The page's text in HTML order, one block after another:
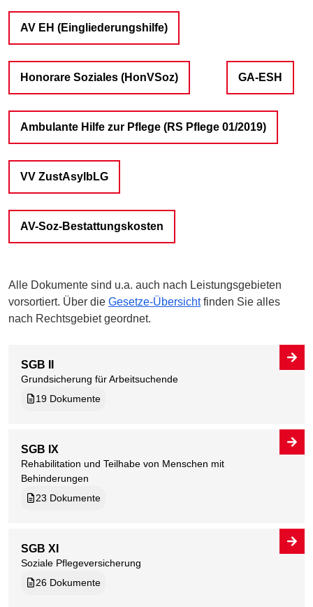
AV EH (Eingliederungshilfe)
Honorare Soziales (HonVSoz) GA-ESH
Ambulante Hilfe zur Pflege (RS Pflege 01/2019)
VV ZustAsylbLG
AV-Soz-Bestattungskosten
Alle Dokumente sind u.a. auch nach Leistungsgebieten
vorsortiert. Über die Gesetze-Übersichtfinden Sie alles
nach Rechtsgebiet geordnet.
SGB II
Grundsicherung für Arbeitsuchende
19 Dokumente
SGB IX
Rehabilitation und Teilhabe von Menschen mit
Behinderungen
23 Dokumente
SGB XI
Soziale Pflegeversicherung
26 Dokumente